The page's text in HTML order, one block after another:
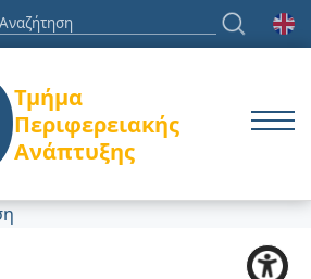
Τμήμα
Περιφερειακής
Ανάπτυξης